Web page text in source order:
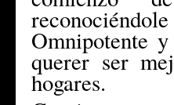
Omnipotente
querer ser
hogares.